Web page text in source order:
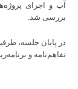
آب و اجرای
بررسی شد.
در پایان جلسه،
تفاهم‌نامه و